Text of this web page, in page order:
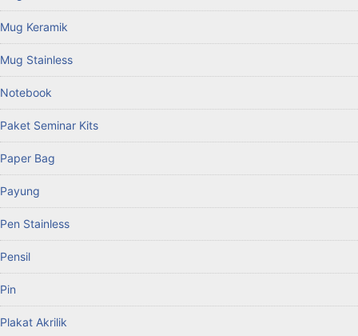
Mug Keramik
Mug Stainless
Notebook
Paket Seminar Kits
Paper Bag
Payung
Pen Stainless
Pensil
Pin
Plakat Akrilik